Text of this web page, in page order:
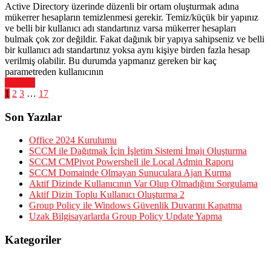
Active Directory üzerinde düzenli bir ortam oluşturmak adına
mükerrer hesapların temizlenmesi gerekir. Temiz/küçük bir yapınız
ve belli bir kullanıcı adı standartınız varsa mükerrer hesapları
bulmak çok zor değildir. Fakat dağınık bir yapıya sahipseniz ve belli
bir kullanıcı adı standartınız yoksa aynı kişiye birden fazla hesap
verilmiş olabilir. Bu durumda yapmanız gereken bir kaç
parametreden kullanıcının
Yazı
sayfalandırması
1 2 3 … 17
Son Yazılar
Office 2024 Kurulumu
SCCM ile Dağıtmak İçin İşletim Sistemi İmajı Oluşturma
SCCM CMPivot Powershell ile Local Admin Raporu
SCCM Domainde Olmayan Sunuculara Ajan Kurma
Aktif Dizinde Kullanıcının Var Olup Olmadığını Sorgulama
Aktif Dizin Toplu Kullanıcı Oluşturma 2
Group Policy ile Windows Güvenlik Duvarını Kapatma
Uzak Bilgisayarlarda Group Policy Update Yapma
Kategoriler